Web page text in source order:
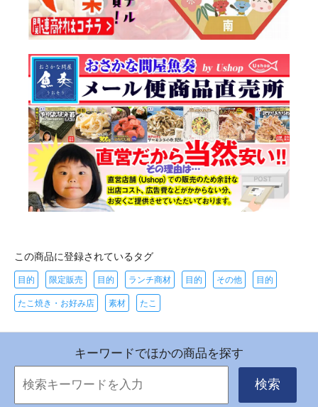
この商品に登録されているタグ
目的 限定販売 目的 ランチ商材 目的 その他 目的
たこ焼き・お好み店 素材 たこ
キーワードでほかの商品を探す
検索